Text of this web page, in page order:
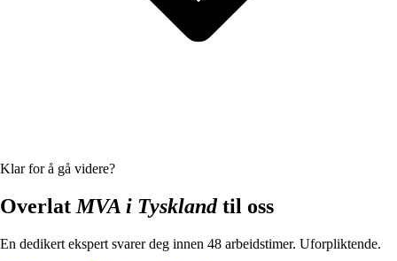
Klar for å gå videre?
Overlat MVA i Tysklandtil oss
En dedikert ekspert svarer deg innen 48 arbeidstimer. Uforpliktende.